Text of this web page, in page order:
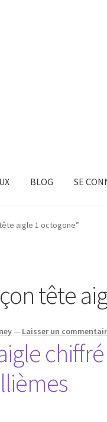
BLOG SE
aigle 1 octogone”
tête
— Laisser un